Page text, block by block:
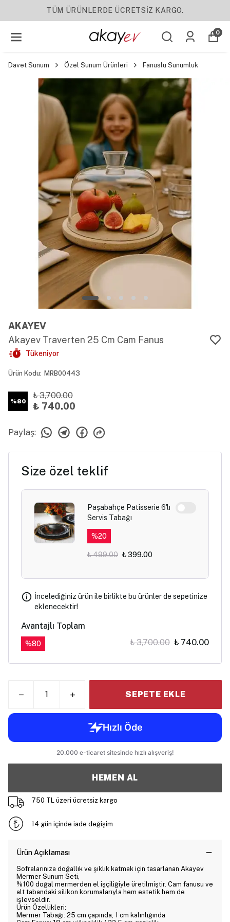
YENI SEZON ÜRÜNLER
0
Davet Sunum Özel Sunum Ürünleri Fanuslu Sunumluk
AKAYEV
Akayev Traverten 25 Cm Cam Fanus
Tükeniyor
Ürün Kodu: MRB00443
%80
₺ 3,700.00
₺ 740.00
Paylaş:
Size özel teklif
Paşabahçe Patisserie 6'lı
Servis Tabağı
%20
₺ 499.00 ₺ 399.00
İncelediğiniz ürün ile birlikte bu ürünler de sepetinize
eklenecektir!
Avantajlı Toplam
%80 ₺ 3,700.00 ₺ 740.00
SEPETE EKLE
HEMEN AL
750 TL üzeri ücretsiz kargo
14 gün içinde iade değişim
Ürün Açıklaması
Sofralarınıza doğallık ve şıklık katmak için tasarlanan Akayev
Mermer Sunum Seti,
%100 doğal mermerden el işçiliğiyle üretilmiştir. Cam fanusu ve
alt tabandaki silikon korumalarıyla hem estetik hem de
işlevseldir.
Ürün Özellikleri:
Mermer Tabağı: 25 cm çapında, 1 cm kalınlığında